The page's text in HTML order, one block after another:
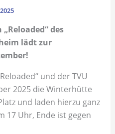
des
lädt zur
und der TVU
2025 die Winterhütte
und laden hierzu ganz
17 Uhr, Ende ist gegen